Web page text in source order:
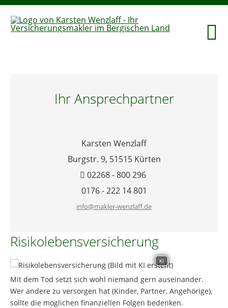
Ihr Ansprechpartner
Karsten Wenzlaff
Burgstr. 9, 51515 Kürten
02268 - 800 296
0176 - 222 14 801
info@makler-wenzlaff.de
Risikolebensversicherung
KI
Mit dem Tod setzt sich wohl niemand gern auseinander.
Wer andere zu versorgen hat (Kinder, Partner, Angehörige),
sollte die möglichen finanziellen Folgen bedenken.